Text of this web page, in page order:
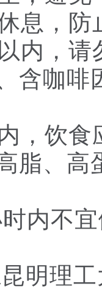
息，
内，
含咖啡
，饮
脂、高
内不
明理